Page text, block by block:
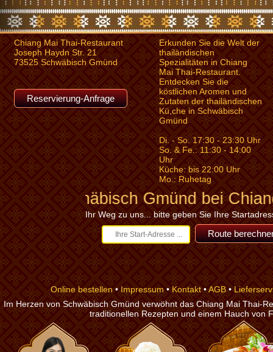
Chiang Mai Thai-Restaurant
Joseph Haydn Str. 21
73525 Schwäbisch Gmünd
Reservierung-Anfrage
Erkunden Sie die Welt der
thailändischen
Spezialitäten in Chiang
Mai Thai-Restaurant.
Entdecken Sie die
köstlichen Aromen und
Zutaten der thailändischen
Kü,che in Schwäbisch
Gmünd
Di. - So. 17:30 - 23:30 Uhr
So. & Fe.: 11:30 - 14:00
Uhr
Küche: bis 22:00 Uhr
Mo.: Ruhetag
Gmünd bei Chiang Mai
Ihr Weg zu uns... bitte geben Sie Ihre
Online bestellen•Impressum•Kontakt•AGB•
Im Herzen von Schwäbisch Gmünd verwöhnt das Chiang Mai Thai-
traditionellen Rezepten und einem Hauch von